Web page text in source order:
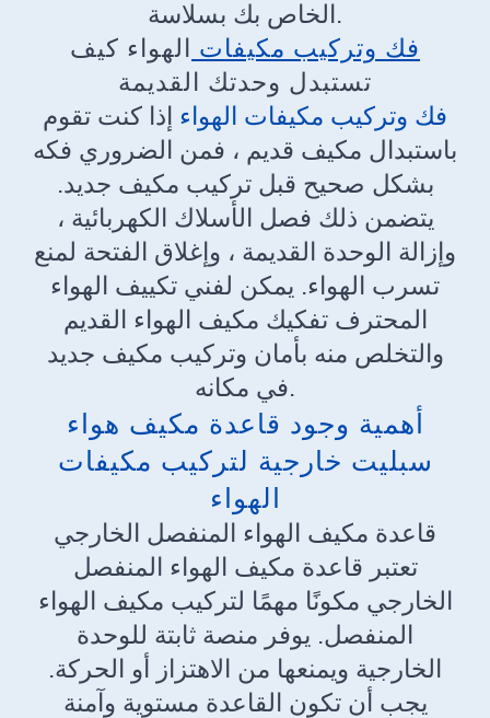
الخاص بك بسلاسة.
فك وتركيب مكيفات الهواء كيف
تستبدل وحدتك القديمة
فك وتركيب مكيفات الهواء إذا كنت تقوم
باستبدال مكيف قديم ، فمن الضروري فكه
بشكل صحيح قبل تركيب مكيف جديد.
يتضمن ذلك فصل الأسلاك الكهربائية ،
وإزالة الوحدة القديمة ، وإغلاق الفتحة لمنع
تسرب الهواء. يمكن لفني تكييف الهواء
المحترف تفكيك مكيف الهواء القديم
والتخلص منه بأمان وتركيب مكيف جديد
في مكانه.
أهمية وجود قاعدة مكيف هواء
سبليت خارجية لتركيب مكيفات
الهواء
قاعدة مكيف الهواء المنفصل الخارجي
تعتبر قاعدة مكيف الهواء المنفصل
الخارجي مكونًا مهمًا لتركيب مكيف الهواء
المنفصل. يوفر منصة ثابتة للوحدة
الخارجية ويمنعها من الاهتزاز أو الحركة.
يجب أن تكون القاعدة مستوية وآمنة